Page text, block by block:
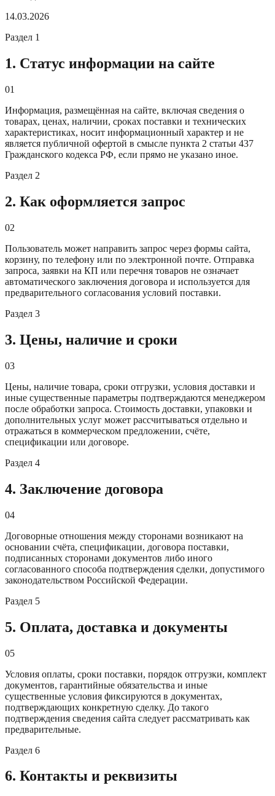
14.03.2026
Раздел 1
1. Статус информации на сайте
01
Информация, размещённая на сайте, включая сведения о
товарах, ценах, наличии, сроках поставки и технических
характеристиках, носит информационный характер и не
является публичной офертой в смысле пункта 2 статьи 437
Гражданского кодекса РФ, если прямо не указано иное.
Раздел 2
2. Как оформляется запрос
02
Пользователь может направить запрос через формы сайта,
корзину, по телефону или по электронной почте. Отправка
запроса, заявки на КП или перечня товаров не означает
автоматического заключения договора и используется для
предварительного согласования условий поставки.
Раздел 3
3. Цены, наличие и сроки
03
Цены, наличие товара, сроки отгрузки, условия доставки и
иные существенные параметры подтверждаются менеджером
после обработки запроса. Стоимость доставки, упаковки и
дополнительных услуг может рассчитываться отдельно и
отражаться в коммерческом предложении, счёте,
спецификации или договоре.
Раздел 4
4. Заключение договора
04
Договорные отношения между сторонами возникают на
основании счёта, спецификации, договора поставки,
подписанных сторонами документов либо иного
согласованного способа подтверждения сделки, допустимого
законодательством Российской Федерации.
Раздел 5
5. Оплата, доставка и документы
05
Условия оплаты, сроки поставки, порядок отгрузки, комплект
документов, гарантийные обязательства и иные
существенные условия фиксируются в документах,
подтверждающих конкретную сделку. До такого
подтверждения сведения сайта следует рассматривать как
предварительные.
Раздел 6
6. Контакты и реквизиты